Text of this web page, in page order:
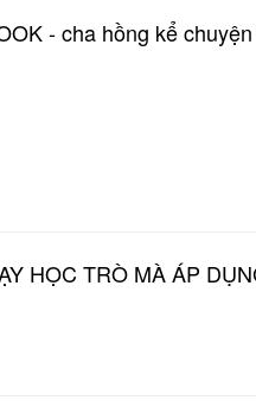
- cha hồng kể
HỌC TRÒ MÀ ÁP